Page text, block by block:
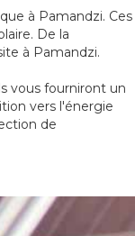
à Pamandzi. Ces
De la
à Pamandzi.
vous fourniront un
vers l'énergie
de